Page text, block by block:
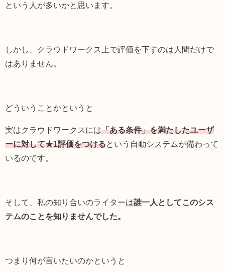
という人が多いかと思います。
しかし、クラウドワークス上で評価を下すのは人間だけで
はありません。
どういうことかというと
実はクラウドワークスには「ある条件」を満たしたユーザ
ーに対して★1評価をつけるという自動システムが備わって
いるのです。
そして、私の知り合いのライターは誰一人としてこのシス
テムのことを知りませんでした。
つまり何が言いたいのかというと